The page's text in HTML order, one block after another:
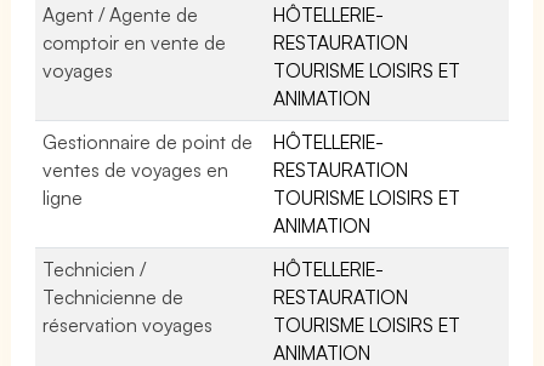
Agent / Agente de
comptoir en vente de
voyages
HÔTELLERIE-
RESTAURATION
TOURISME LOISIRS ET
ANIMATION
Gestionnaire de point de
ventes de voyages en
ligne
HÔTELLERIE-
RESTAURATION
TOURISME LOISIRS ET
ANIMATION
Technicien /
Technicienne de
réservation voyages
HÔTELLERIE-
RESTAURATION
TOURISME LOISIRS ET
ANIMATION